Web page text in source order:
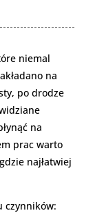
niemal
na
po drodze
na
prac warto
najłatwiej
czynników: